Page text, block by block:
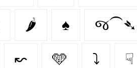
🌶️ ♠ જ⁀➴
↜ 🩵 ⤵ ☟